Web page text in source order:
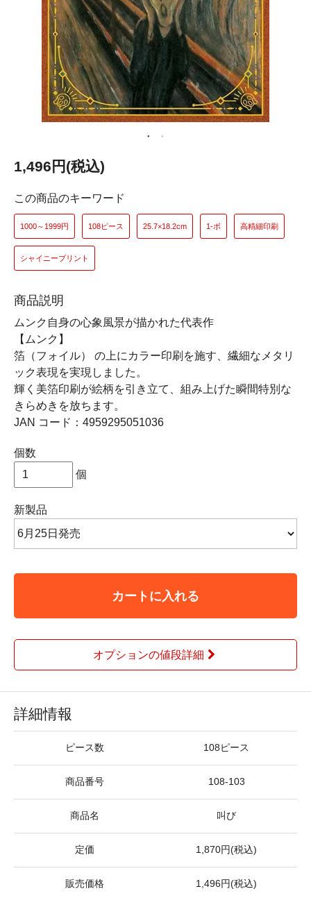
1,496円(税込)
この商品のキーワード
1000～1999円 108ピース 25.7×18.2cm 1-ボ 高精細印刷
シャイニープリント
商品説明
ムンク自身の心象風景が描かれた代表作
【ムンク】
箔（フォイル） の上にカラー印刷を施す、繊細なメタリ
ック表現を実現しました。
輝く美箔印刷が絵柄を引き立て、組み上げた瞬間特別な
きらめきを放ちます。
JAN コード：4959295051036
個数
個
新製品
カートに入れる
オプションの値段詳細
詳細情報
ピース数 108ピース
商品番号 108-103
商品名 叫び
定価 1,870円(税込)
販売価格 1,496円(税込)